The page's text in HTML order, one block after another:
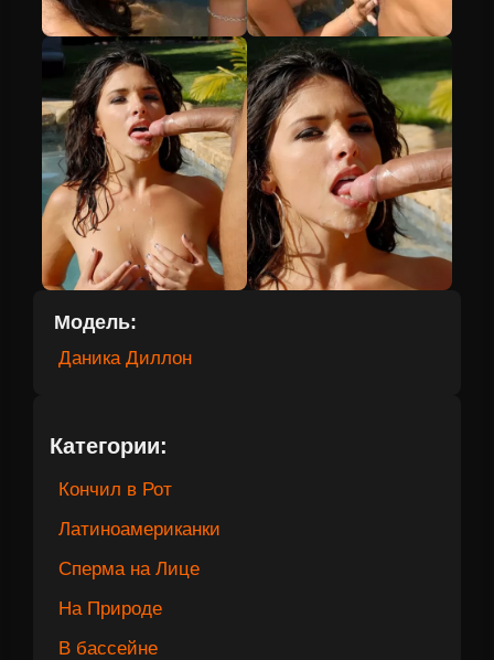
Модель:
Даника Диллон
Категории:
Кончил в Рот
Латиноамериканки
Сперма на Лице
На Природе
В бассейне